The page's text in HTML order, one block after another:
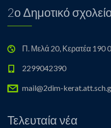
2ο Δημοτικό
Π. Μελά 20, Κερατέα 190
2299042390
mail@2dim-
Τελευταία νέα